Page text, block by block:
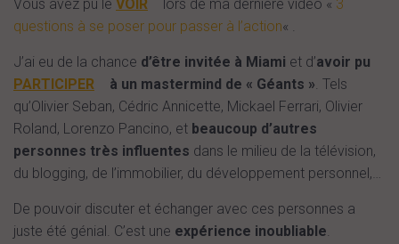
Vous avez pu le VOIR lors de ma dernière vidéo « 3
questions à se poser pour passer à l’action« .
J’ai eu de la chance d’être invitée à Miami et d’avoir pu
PARTICIPER
à un mastermind de « Géants ». Tels
qu’Olivier Seban, Cédric Annicette, Mickael Ferrari, Olivier
Roland, Lorenzo Pancino, et beaucoup d’autres
personnes très influentes dans le milieu de la télévision,
du blogging, de l’immobilier, du développement personnel,…
De pouvoir discuter et échanger avec ces personnes a
juste été génial. C’est une expérience inoubliable.